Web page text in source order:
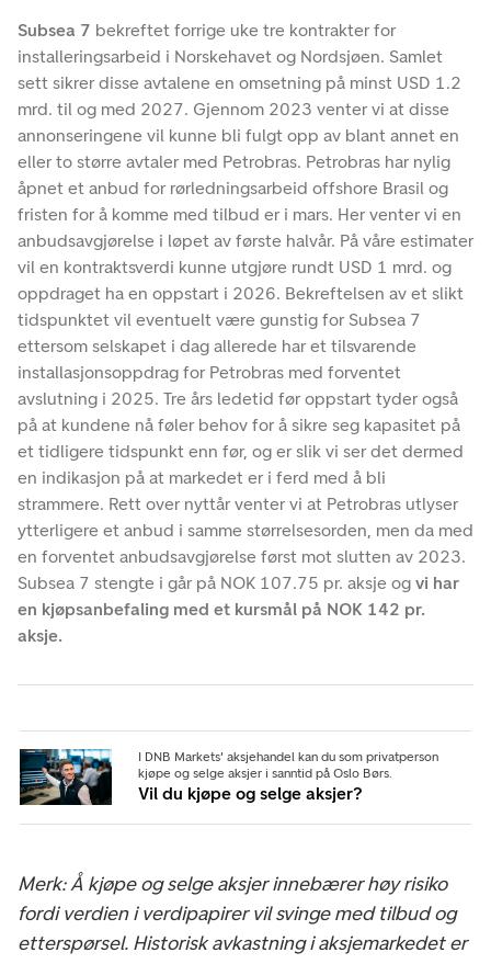
Subsea 7 bekreftet forrige uke tre kontrakter for
installeringsarbeid i Norskehavet og Nordsjøen. Samlet
sett sikrer disse avtalene en omsetning på minst USD 1.2
mrd. til og med 2027. Gjennom 2023 venter vi at disse
annonseringene vil kunne bli fulgt opp av blant annet en
eller to større avtaler med Petrobras. Petrobras har nylig
åpnet et anbud for rørledningsarbeid offshore Brasil og
fristen for å komme med tilbud er i mars. Her venter vi en
anbudsavgjørelse i løpet av første halvår. På våre estimater
vil en kontraktsverdi kunne utgjøre rundt USD 1 mrd. og
oppdraget ha en oppstart i 2026. Bekreftelsen av et slikt
tidspunktet vil eventuelt være gunstig for Subsea 7
ettersom selskapet i dag allerede har et tilsvarende
installasjonsoppdrag for Petrobras med forventet
avslutning i 2025. Tre års ledetid før oppstart tyder også
på at kundene nå føler behov for å sikre seg kapasitet på
et tidligere tidspunkt enn før, og er slik vi ser det dermed
en indikasjon på at markedet er i ferd med å bli
strammere. Rett over nyttår venter vi at Petrobras utlyser
ytterligere et anbud i samme størrelsesorden, men da med
en forventet anbudsavgjørelse først mot slutten av 2023.
Subsea 7 stengte i går på NOK 107.75 pr. aksje og vi har
en kjøpsanbefaling med et kursmål på NOK 142 pr.
aksje.
I DNB Markets' aksjehandel kan du som privatperson
kjøpe og selge aksjer i sanntid på Oslo Børs.
Vil du kjøpe og selge aksjer?
Merk: Å kjøpe og selge aksjer innebærer høy risiko
fordi verdien i verdipapirer vil svinge med tilbud og
etterspørsel. Historisk avkastning i aksjemarkedet er